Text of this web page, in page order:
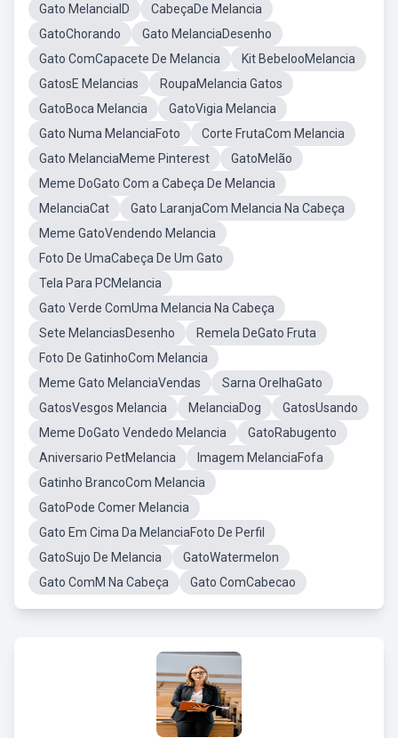
Gato MelanciaID
CabeçaDe Melancia
GatoChorando
Gato MelanciaDesenho
Gato ComCapacete De Melancia
Kit BebelooMelancia
GatosE Melancias
RoupaMelancia Gatos
GatoBoca Melancia
GatoVigia Melancia
Gato Numa MelanciaFoto
Corte FrutaCom Melancia
Gato MelanciaMeme Pinterest
GatoMelão
Meme DoGato Com a Cabeça De Melancia
MelanciaCat
Gato LaranjaCom Melancia Na Cabeça
Meme GatoVendendo Melancia
Foto De UmaCabeça De Um Gato
Tela Para PCMelancia
Gato Verde ComUma Melancia Na Cabeça
Sete MelanciasDesenho
Remela DeGato Fruta
Foto De GatinhoCom Melancia
Meme Gato MelanciaVendas
Sarna OrelhaGato
GatosVesgos Melancia
MelanciaDog
GatosUsando
Meme DoGato Vendedo Melancia
GatoRabugento
Aniversario PetMelancia
Imagem MelanciaFofa
Gatinho BrancoCom Melancia
GatoPode Comer Melancia
Gato Em Cima Da MelanciaFoto De Perfil
GatoSujo De Melancia
GatoWatermelon
Gato ComM Na Cabeça
Gato ComCabecao